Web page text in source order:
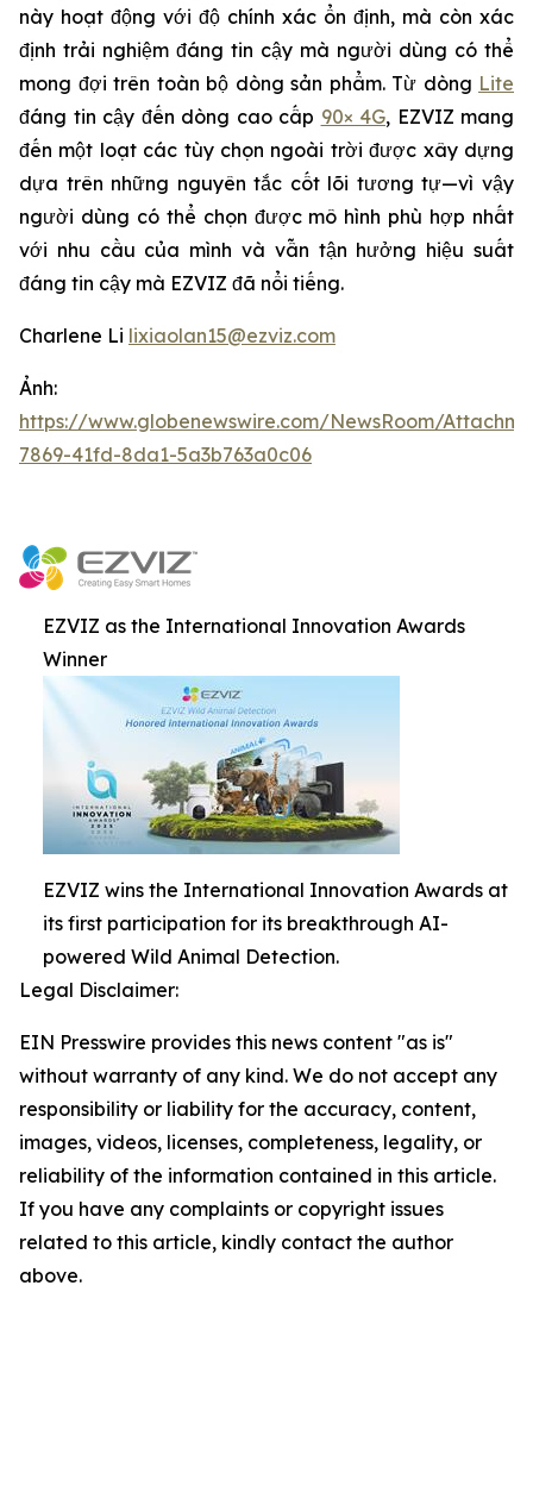
này hoạt động với độ chính xác ổn định, mà còn xác
định trải nghiệm đáng tin cậy mà người dùng có thể
mong đợi trên toàn bộ dòng sản phẩm. Từ dòng Lite
đáng tin cậy đến dòng cao cấp 90× 4G, EZVIZ mang
đến một loạt các tùy chọn ngoài trời được xây dựng
dựa trên những nguyên tắc cốt lõi tương tự—vì vậy
người dùng có thể chọn được mô hình phù hợp nhất
với nhu cầu của mình và vẫn tận hưởng hiệu suất
đáng tin cậy mà EZVIZ đã nổi tiếng.
Charlene Li lixiaolan15@ezviz.com
Ảnh:
https://www.globenewswire.com/NewsRoom/
7869-41fd-8da1-5a3b763a0c06
EZVIZ as the International Innovation Awards
Winner
EZVIZ wins the International Innovation Awards at
its first participation for its breakthrough AI-
powered Wild Animal Detection.
Legal Disclaimer:
EIN Presswire provides this news content "as is"
without warranty of any kind. We do not accept any
responsibility or liability for the accuracy, content,
images, videos, licenses, completeness, legality, or
reliability of the information contained in this article.
If you have any complaints or copyright issues
related to this article, kindly contact the author
above.